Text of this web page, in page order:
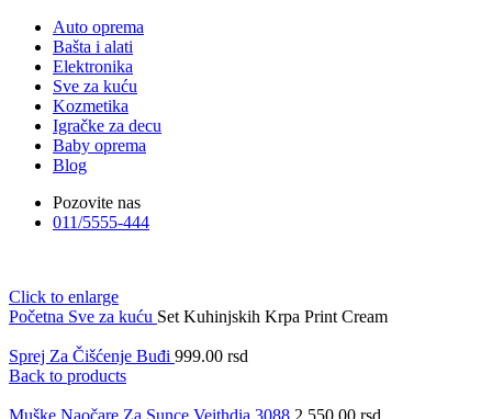
Auto oprema
Bašta i alati
Elektronika
Sve za kuću
Kozmetika
Igračke za decu
Baby oprema
Blog
Pozovite nas
011/5555-444
Click to enlarge
Početna Sve za kuću Set Kuhinjskih Krpa Print Cream
Sprej Za Čišćenje Buđi 999.00 rsd
Back to products
Muške Naočare Za Sunce Veithdia 3088 2,550.00 rsd